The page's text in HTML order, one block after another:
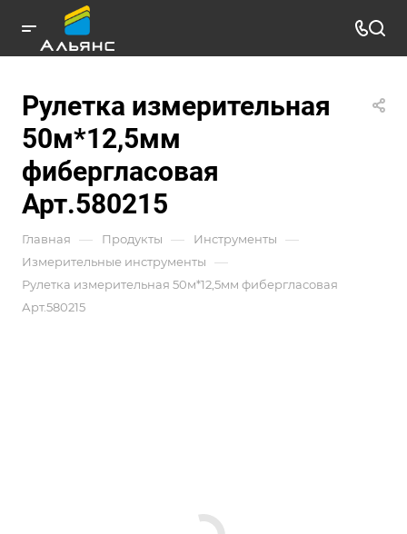
Рулетка измерительная
50м*12,5мм
фибергласовая
Арт.580215
Главная — Продукты — Инструменты —
Измерительные инструменты —
Рулетка измерительная 50м*12,5мм фибергласовая
Арт.580215